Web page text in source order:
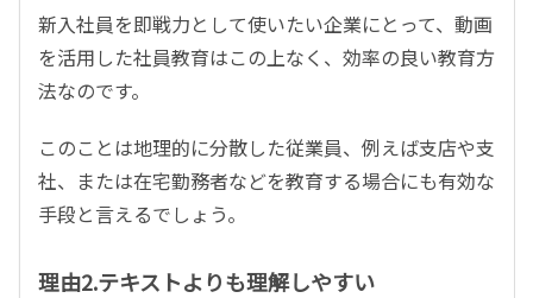
新入社員を即戦力として使いたい企業にとって、動画
を活用した社員教育はこの上なく、効率の良い教育方
法なのです。
このことは地理的に分散した従業員、例えば支店や支
社、または在宅勤務者などを教育する場合にも有効な
手段と言えるでしょう。
理由2.テキストよりも理解しやすい